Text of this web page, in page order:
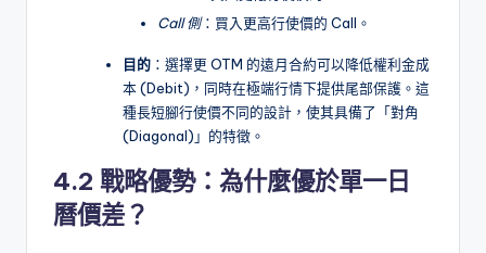
Call 側：買入更高行使價的 Call。
目的 ：選擇更 OTM 的遠月合約可以降低權利金成
本 (Debit)，同時在極端行情下提供尾部保護。這
種長短腳行使價不同的設計，使其具備了「對角
(Diagonal)」的特徵。
4.2 戰略優勢：為什麼優於單一日
曆價差？